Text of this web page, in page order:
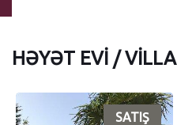
HƏYƏT EVI / VILLA
SATIŞ